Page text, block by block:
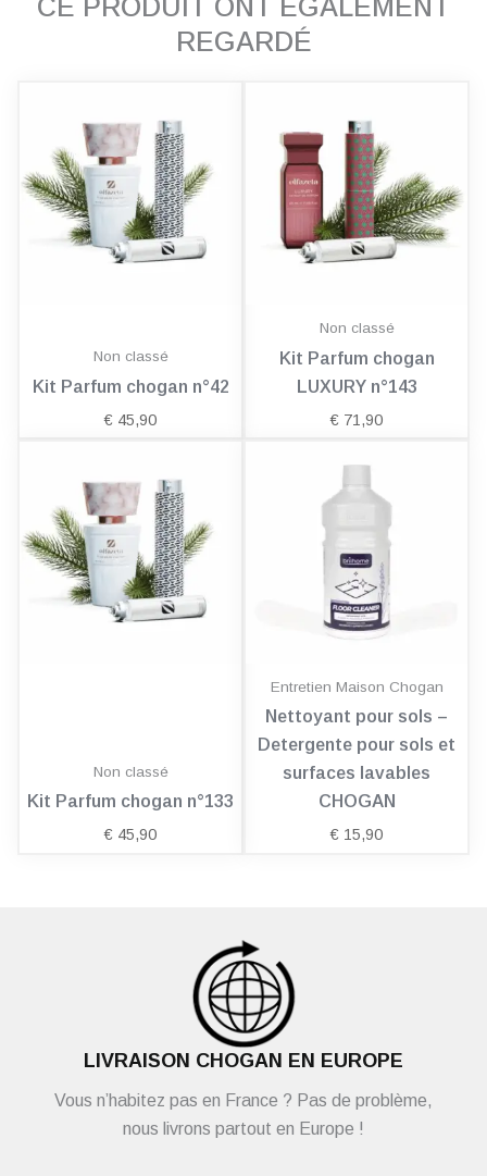
CE PRODUIT ONT ÉGALEMENT
REGARDÉ
Non classé
Kit Parfum chogan n°42
€ 45,90
Non classé
Kit Parfum chogan
LUXURY n°143
€ 71,90
Non classé
Kit Parfum chogan n°133
€ 45,90
Entretien Maison Chogan
Nettoyant pour sols –
Detergente pour sols et
surfaces lavables
CHOGAN
€ 15,90
LIVRAISON CHOGAN EN EUROPE
Vous n’habitez pas en France ? Pas de problème,
nous livrons partout en Europe !